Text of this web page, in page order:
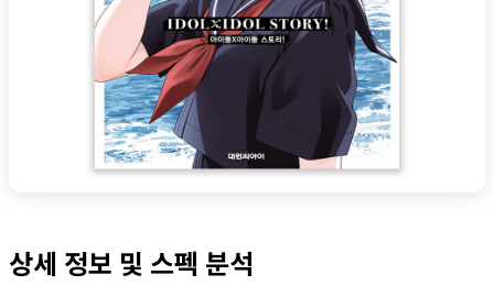
상세 정보 및 스펙 분석